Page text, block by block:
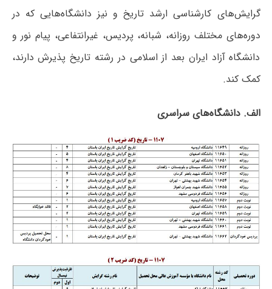
گرایش‌های کارشناسی ارشد تاریخ و نیز دانشگاه‌هایی که در
دوره‌های مختلف روزانه، شبانه، پردیس، غیرانتفاعی، پیام نور و
دانشگاه آزاد اﻳﺮان ﺑﻌﺪ از اﺳﻼمی در رشته تاریخ پذیرش دارند،
کمک کند.
الف. دانشگاه‌های سراسری